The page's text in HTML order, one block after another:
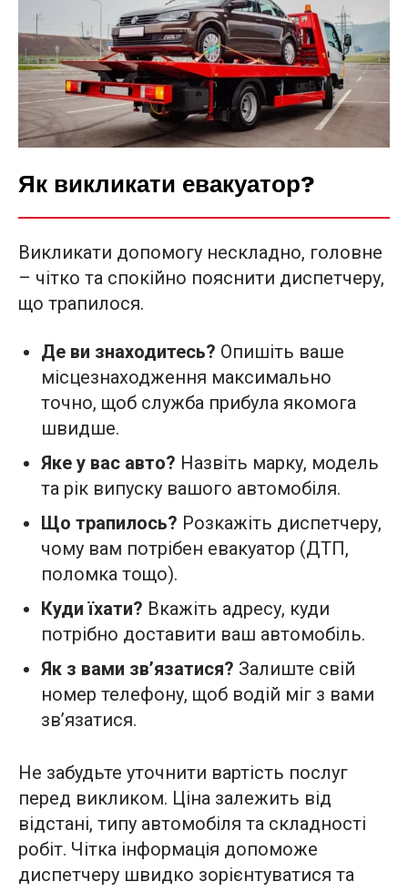
Як викликати евакуатор?
Викликати допомогу нескладно, головне
– чітко та спокійно пояснити диспетчеру,
що трапилося.
Де ви знаходитесь? Опишіть ваше
місцезнаходження максимально
точно, щоб служба прибула якомога
швидше.
Яке у вас авто? Назвіть марку, модель
та рік випуску вашого автомобіля.
Що трапилось? Розкажіть диспетчеру,
чому вам потрібен евакуатор (ДТП,
поломка тощо).
Куди їхати? Вкажіть адресу, куди
потрібно доставити ваш автомобіль.
Як з вами зв’язатися? Залиште свій
номер телефону, щоб водій міг з вами
зв’язатися.
Не забудьте уточнити вартість послуг
перед викликом. Ціна залежить від
відстані, типу автомобіля та складності
робіт. Чітка інформація допоможе
диспетчеру швидко зорієнтуватися та